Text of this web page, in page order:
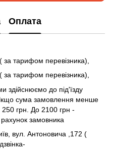
Оплата
тарифом перевізника),
тарифом перевізника),
здійснюємо до під'їзду
сума замовлення менше
250 грн. До 2100 грн -
замовника
вул. Антоновича ,172 (